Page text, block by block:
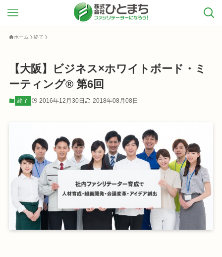
ホーム 終了
【大阪】ビジネス×ホワイトボード・ミ
ーティング® 第6回
終了 2016年12月30日 2018年08月08日